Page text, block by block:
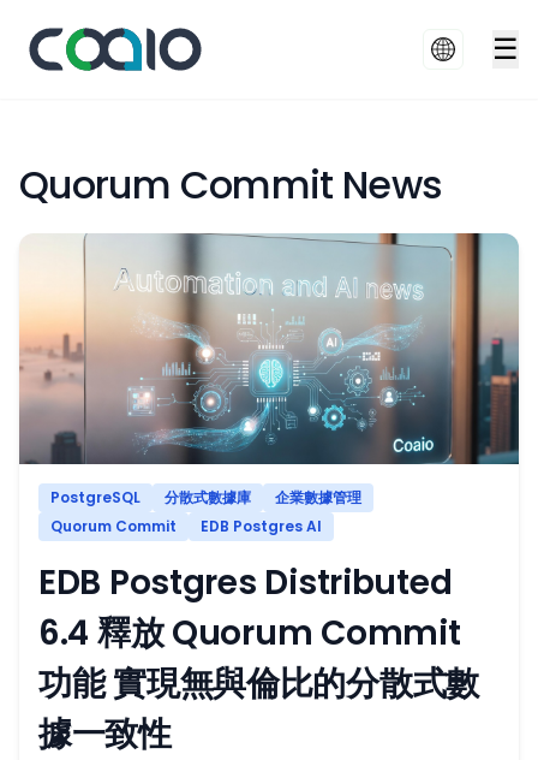
☰
Quorum Commit News
PostgreSQL 分散式數據庫
企業數據管理
Quorum Commit
EDB Postgres AI
EDB Postgres Distributed
6.4 釋放 Quorum Commit
功能 實現無與倫比的分散式數
據一致性